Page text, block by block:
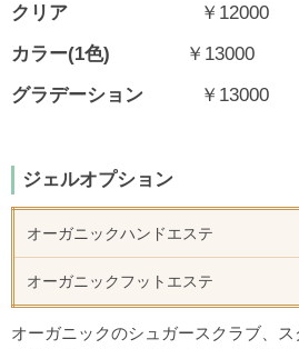
クリア ￥12000
カラー(1色) ￥13000
グラデーション ￥13000
ジェルオプション
オーガニックハンドエステ
オーガニックフットエステ
オーガニックのシュガースクラブ、